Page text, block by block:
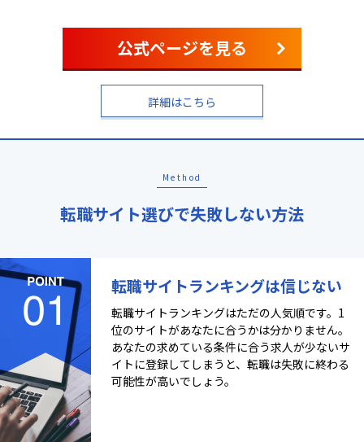
公式ページを見る
詳細はこちら
Method
転職サイト選びで失敗しない方法
転職サイトランキングは信じない
転職サイトランキングはただの人気順です。1
位のサイトがあなたに合うかは分かりません。
あなたの求めている条件に合う求人が少ないサ
イトに登録してしまうと、転職は失敗に終わる
可能性が高いでしょう。